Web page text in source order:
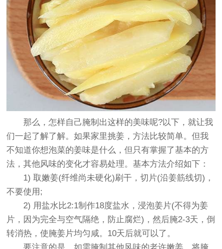
那么，怎样自己腌制出这样的美味呢?以下，就让我
们一起了解了解。如果家里挑姜，方法比较简单。但我
不知道你想泡菜的姜味是什么，但只有掌握了基本的方
法，其他风味的变化才容易处理。基本方法介绍如下：
1) 取嫩姜(纤维尚未硬化)刷干，切片(沿姜筋线切)，
不要使用;
2) 用盐水比2:1制作18度盐水，浸泡姜片(不得为姜
片，因为完全与空气隔绝，防止腐烂)，然后腌2-3天，倒
转消热，使腌姜片均匀咸。10天后就可以了。